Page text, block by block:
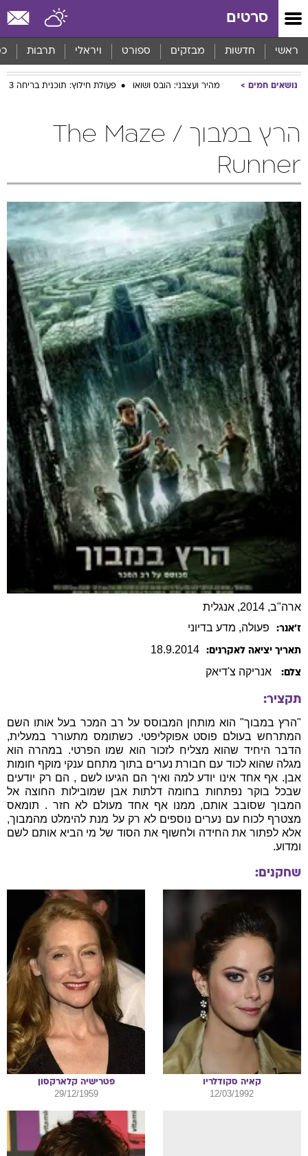
סרטים
ראשי חדשות מבזקים ספורט ויראלי תרבות
נושאים חמים מהיר ועצבני: הובס ושואו פעולת חילוץ: תוכנית בריחה 3
הרץ במבוך / The Maze
Runner
ארה"ב, 2014, אנגלית
ז׳אנר: פעולה, מדע בדיוני
תאריך יציאה לאקרנים: 18.9.2014
צלם: אנריקה צ'דיאק
תקציר:
"הרץ במבוך" הוא מותחן המבוסס על רב המכר בעל אותו השם
המתרחש בעולם פוסט אפוקליפטי. כשתומס מתעורר במעלית,
הדבר היחיד שהוא מצליח לזכור הוא שמו הפרטי. במהרה הוא
מגלה שהוא לכוד עם חבורת נערים בתוך מתחם ענקי מוקף חומות
אבן. אף אחד אינו יודע למה ואיך הם הגיעו לשם , הם רק יודעים
שבכל בוקר נפתחות בחומה דלתות אבן שמובילות החוצה אל
המבוך שסובב אותם, ממנו אף אחד מעולם לא חזר . תומאס
מצטרף לכוח עם נערים נוספים לא רק על מנת להימלט מהמבוך,
אלא לפתור את החידה ולחשוף את הסוד של מי הביא אותם לשם
ומדוע.
שחקנים:
קאיה סקודלריו
12/03/1992
פטרישיה קלארקסון
29/12/1959